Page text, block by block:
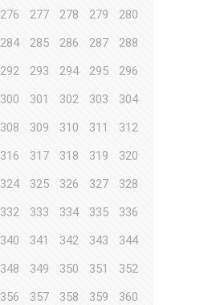
276 277 278 279
280
284 285 286 287
288
292 293 294 295
296
300 301 302 303
304
308 309 310 311
312
316 317 318 319
320
324 325 326 327
328
332 333 334 335
336
340 341 342 343
344
348 349 350 351
352
356 357 358 359
360